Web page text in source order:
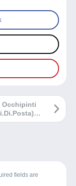
Occhipinti
il
2025
fields are